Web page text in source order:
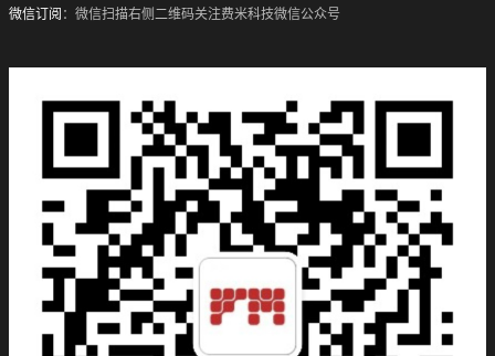
微信订阅 ：微信扫描右侧二维码关注费米科技微信公众号